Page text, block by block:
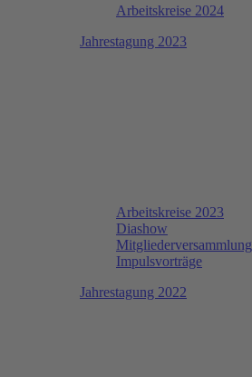
Arbeitskreise 2024
Jahrestagung 2023
Arbeitskreise 2023
Diashow
Mitgliederversammlung
Impulsvorträge
Jahrestagung 2022